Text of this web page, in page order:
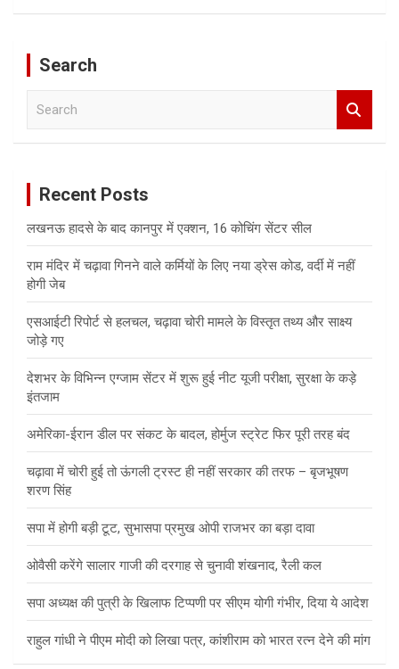
Search
Recent Posts
लखनऊ हादसे के बाद कानपुर में एक्शन, 16 कोचिंग सेंटर सील
राम मंदिर में चढ़ावा गिनने वाले कर्मियों के लिए नया ड्रेस कोड, वर्दी में नहीं
होगी जेब
एसआईटी रिपोर्ट से हलचल, चढ़ावा चोरी मामले के विस्तृत तथ्य और साक्ष्य
जोड़े गए
देशभर के विभिन्न एग्जाम सेंटर में शुरू हुई नीट यूजी परीक्षा, सुरक्षा के कड़े
इंतजाम
अमेरिका-ईरान डील पर संकट के बादल, होर्मुज स्ट्रेट फिर पूरी तरह बंद
चढ़ावा में चोरी हुई तो ऊंगली ट्रस्ट ही नहीं सरकार की तरफ – बृजभूषण
शरण सिंह
सपा में होगी बड़ी टूट, सुभासपा प्रमुख ओपी राजभर का बड़ा दावा
ओवैसी करेंगे सालार गाजी की दरगाह से चुनावी शंखनाद, रैली कल
सपा अध्यक्ष की पुत्री के खिलाफ टिप्पणी पर सीएम योगी गंभीर, दिया ये आदेश
राहुल गांधी ने पीएम मोदी को लिखा पत्र, कांशीराम को भारत रत्न देने की मांग